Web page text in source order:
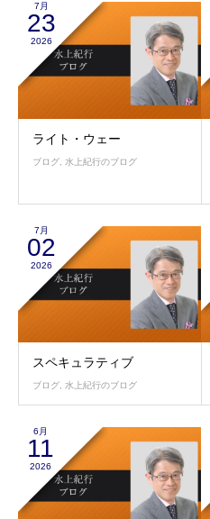
7月
23
2026
ライト・ウェー
ブログ 水上紀行のブログ
7月
02
2026
スペキュラティブ
ブログ 水上紀行のブログ
6月
11
2026